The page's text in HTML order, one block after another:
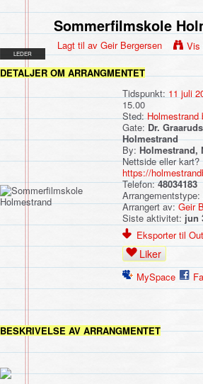
LEDER
Sommerfilmskole
Lagt til av Geir Bergersen
Vis
DETALJER OM ARRANGMENTET
Tidspunkt: 11 juli
15.00
Sted:Holmestrand
Gate: Dr.
Holmestrand
By: Holmestrand,
Nettside eller kart?
https://
Telefon:48034183
Arrangementstype:
Arrangert av:Geir
Siste aktivitet: jun
Eksporter til
Liker
MySpace
BESKRIVELSE AV ARRANGMENTET